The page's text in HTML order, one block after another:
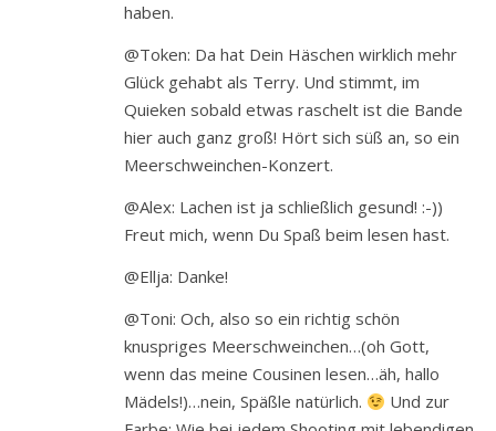
haben.
@Token: Da hat Dein Häschen wirklich mehr
Glück gehabt als Terry. Und stimmt, im
Quieken sobald etwas raschelt ist die Bande
hier auch ganz groß! Hört sich süß an, so ein
Meerschweinchen-Konzert.
@Alex: Lachen ist ja schließlich gesund! :-))
Freut mich, wenn Du Spaß beim lesen hast.
@Ellja: Danke!
@Toni: Och, also so ein richtig schön
knuspriges Meerschweinchen…(oh Gott,
wenn das meine Cousinen lesen…äh, hallo
Mädels!)…nein, Späßle natürlich.
Und zur